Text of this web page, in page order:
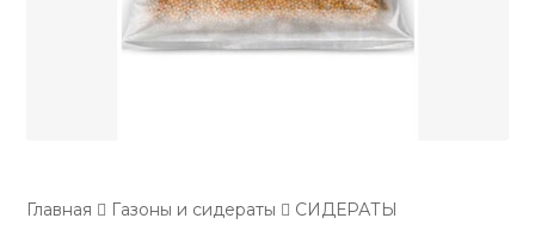
Главная Газоны и сидераты СИДЕРАТЫ